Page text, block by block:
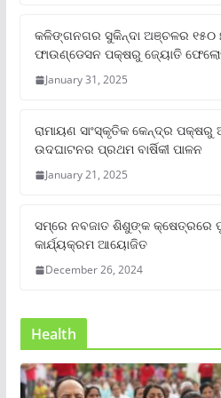
କଳିଙ୍ଗନଗର ସୁକିନ୍ଦା ଅଞ୍ଚଳର ୧୫୦
ଫାଉଣ୍ଡେସନ ପକ୍ଷରୁ ଜ୍ୟୋତି
January 31, 2025
ରାମାୟଣ ସାଂସ୍କୃତିକ କେନ୍ଦ୍ର ପକ୍ଷରୁ
ଉଦଘାଟନର ପ୍ରଥମ ବାର୍ଷିକୀ ପାଳନ
January 21, 2025
ସମ୍‌ରେ ନବଜାତ ଶିଶୁଙ୍କ କ୍ଷେତ୍ରରେ
କାର୍ଯ୍ୟକ୍ରମ ଆୟୋଜିତ
December 26, 2024
Health